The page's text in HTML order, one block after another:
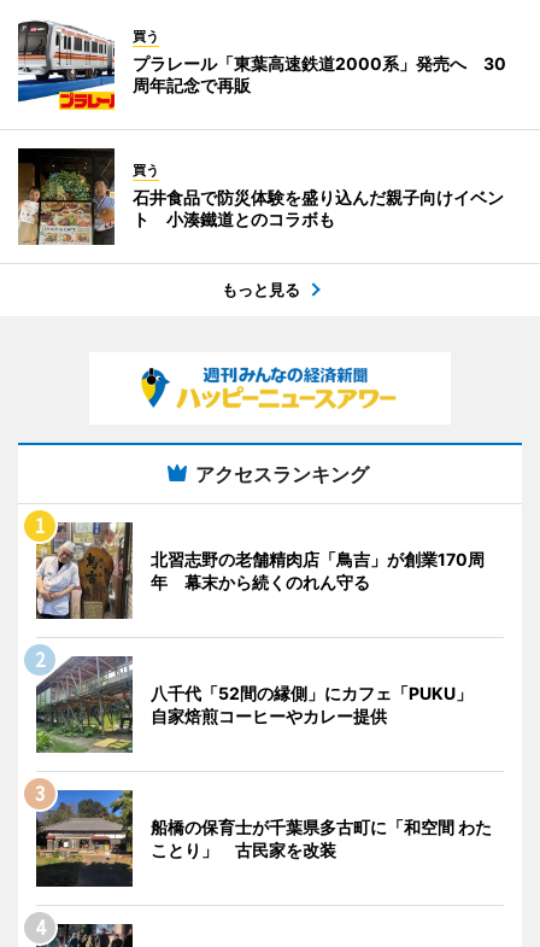
買う
プラレール「東葉高速鉄道2000系」発売へ 30
周年記念で再販
買う
石井食品で防災体験を盛り込んだ親子向けイベン
ト 小湊鐵道とのコラボも
もっと見る
アクセスランキング
北習志野の老舗精肉店「鳥吉」が創業170周
年 幕末から続くのれん守る
八千代「52間の縁側」にカフェ「PUKU」
自家焙煎コーヒーやカレー提供
船橋の保育士が千葉県多古町に「和空間 わた
ことり」 古民家を改装